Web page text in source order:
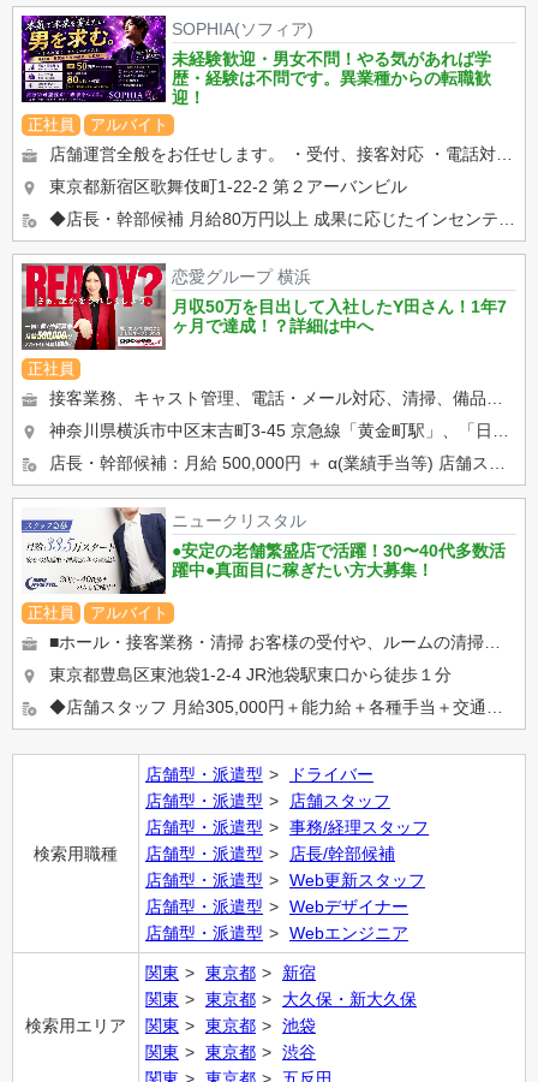
SOPHIA(ソフィア)
未経験歓迎・男女不問！やる気があれば学
歴・経験は不問です。異業種からの転職歓
迎！
正社員 アルバイト
東京都新宿区歌舞伎町1-22-2 第２アーバンビル
恋愛グループ 横浜
月収50万を目出して入社したY田さん！1年7
ヶ月で達成！？詳細は中へ
正社員
ニュークリスタル
●安定の老舗繁盛店で活躍！30〜40代多数活
躍中●真面目に稼ぎたい方大募集！
正社員 アルバイト
東京都豊島区東池袋1-2-4 JR池袋駅東口から徒歩１分
検索用職種
店舗型・派遣型
ドライバー
店舗型・派遣型
店舗スタッフ
店舗型・派遣型
事務/経理スタッフ
店舗型・派遣型
店長/幹部候補
店舗型・派遣型
Web更新スタッフ
店舗型・派遣型
Webデザイナー
店舗型・派遣型
Webエンジニア
検索用エリア
関東 東京都
新宿
関東
東京都
大久保・新大久保
関東
東京都
池袋
関東
東京都
渋谷
関東
東京都 五反田